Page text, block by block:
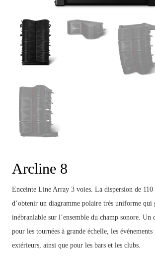
Arcline 8
Enceinte Line Array 3 voies. La dispersion de 110
d’obtenir un diagramme polaire très uniforme
inébranlable sur l’ensemble du champ sonore. Un
pour les tournées à grande échelle, les
extérieurs, ainsi que pour les bars et les clubs.